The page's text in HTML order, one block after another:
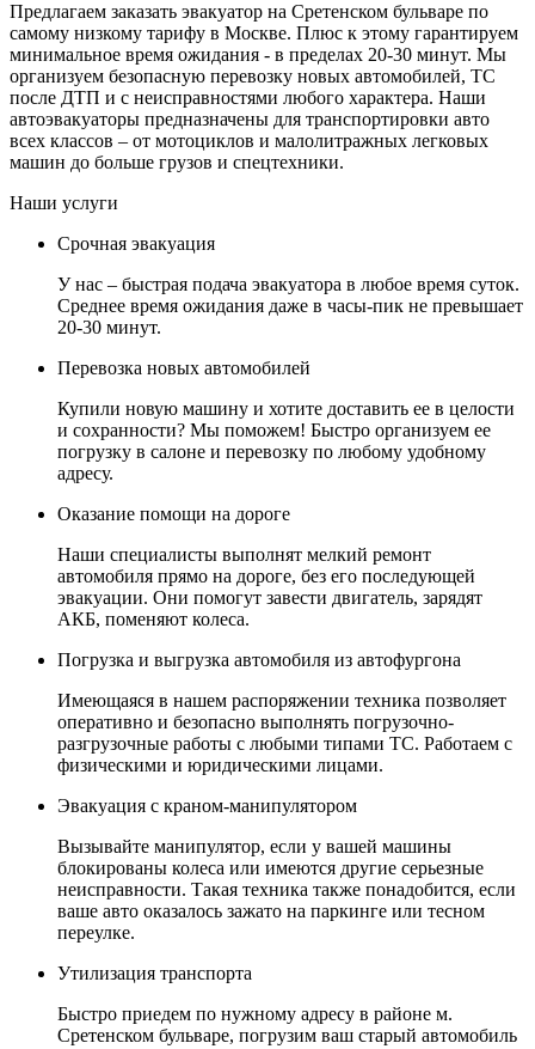
Предлагаем заказать эвакуатор на Сретенском бульваре по
самому низкому тарифу в Москве. Плюс к этому гарантируем
минимальное время ожидания - в пределах 20-30 минут. Мы
организуем безопасную перевозку новых автомобилей, ТС
после ДТП и с неисправностями любого характера. Наши
автоэвакуаторы предназначены для транспортировки авто
всех классов – от мотоциклов и малолитражных легковых
машин до больше грузов и спецтехники.
Наши услуги
Срочная эвакуация
У нас – быстрая подача эвакуатора в любое время суток.
Среднее время ожидания даже в часы-пик не превышает
20-30 минут.
Перевозка новых автомобилей
Купили новую машину и хотите доставить ее в целости
и сохранности? Мы поможем! Быстро организуем ее
погрузку в салоне и перевозку по любому удобному
адресу.
Оказание помощи на дороге
Наши специалисты выполнят мелкий ремонт
автомобиля прямо на дороге, без его последующей
эвакуации. Они помогут завести двигатель, зарядят
АКБ, поменяют колеса.
Погрузка и выгрузка автомобиля из автофургона
Имеющаяся в нашем распоряжении техника позволяет
оперативно и безопасно выполнять погрузочно-
разгрузочные работы с любыми типами ТС. Работаем с
физическими и юридическими лицами.
Эвакуация с краном-манипулятором
Вызывайте манипулятор, если у вашей машины
блокированы колеса или имеются другие серьезные
неисправности. Такая техника также понадобится, если
ваше авто оказалось зажато на паркинге или тесном
переулке.
Утилизация транспорта
Быстро приедем по нужному адресу в районе м.
Сретенском бульваре, погрузим ваш старый автомобиль